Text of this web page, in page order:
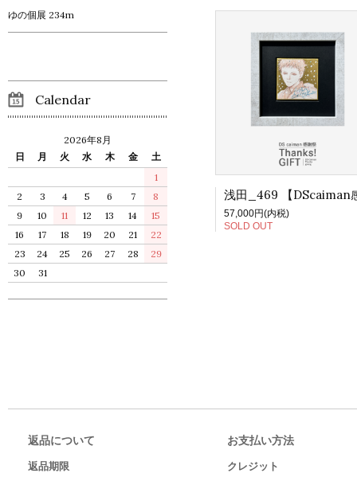
57,000円(内税)
SOLD OUT
ゆの個展 234m
Calendar
2026年8月
日
月 火 水 木 金
土
1
2
3 4 5 6 7
8
9
10 11 12 13 14
15
16
17 18 19 20 21
22
23
24 25 26 27 28
29
30
31
返品について
返品期限
お支払い方法
クレジット